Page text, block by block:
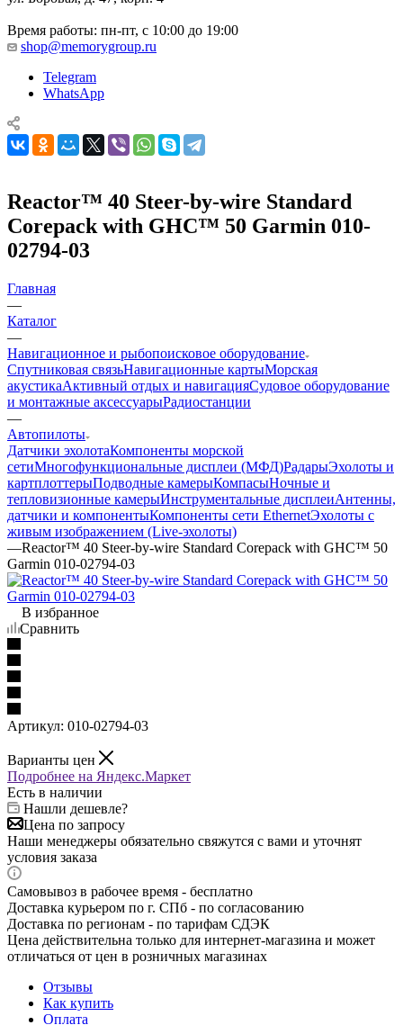
Время работы: пн-пт, с 10:00 до 19:00
shop@memorygroup.ru
Telegram
WhatsApp
Reactor™ 40 Steer-by-wire Standard
Corepack with GHC™ 50 Garmin 010-
02794-03
Главная
—
Каталог
—
Навигационное и рыбопоисковое оборудование
Спутниковая связьНавигационные картыМорская
акустикаАктивный отдых и навигацияСудовое оборудование
и монтажные аксессуарыРадиостанции
—
Автопилоты
Датчики эхолотаКомпоненты морской
сетиМногофункциональные дисплеи (МФД)РадарыЭхолоты и
картплоттерыПодводные камерыКомпасыНочные и
тепловизионные камерыИнструментальные дисплеиАнтенны,
датчики и компонентыКомпоненты сети EthernetЭхолоты с
живым изображением (Live-эхолоты)
—Reactor™ 40 Steer-by-wire Standard Corepack with GHC™ 50
Garmin 010-02794-03
В избранное
Сравнить
Артикул: 010-02794-03
Варианты цен
Подробнее на Яндекс.Маркет
Есть в наличии
Нашли дешевле?
Цена по запросу
Наши менеджеры обязательно свяжутся с вами и уточнят
условия заказа
Самовывоз в рабочее время - бесплатно
Доставка курьером по г. СПб - по согласованию
Доставка по регионам - по тарифам СДЭК
Цена действительна только для интернет-магазина и может
отличаться от цен в розничных магазинах
Отзывы
Как купить
Оплата